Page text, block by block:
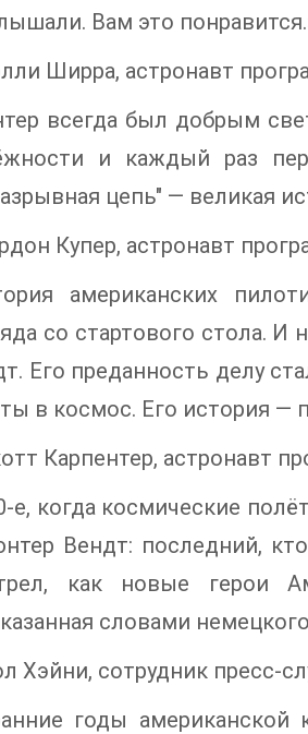
Вам это
Ширра, астронавт
всегда был добрым
и каждый раз
цепь" — великая
Купер, астронавт
американских
со стартового стола. И
Его преданность делу
в космос. Его история —
Карпентер, астронавт
е, когда космические
Вендт: последний,
как новые герои
словами
Хэйни, сотрудник пресс-
годы